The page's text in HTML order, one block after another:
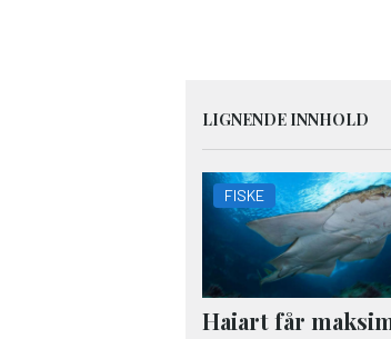
LIGNENDE INNHOLD
FISKE
Haiart får